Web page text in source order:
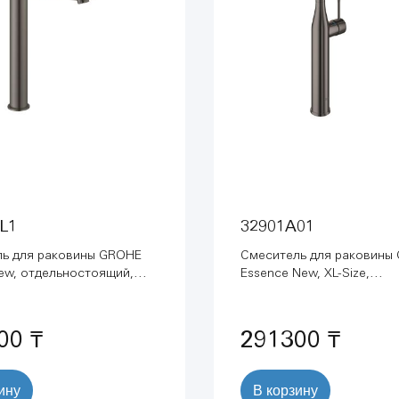
для раковины GROHE
отдельностоящий,
₸
32901A01
Смеситель для раковины
Essence New, XL-Size,
291300 ₸
В корзину